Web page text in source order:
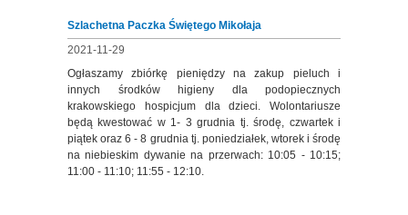
Szlachetna Paczka Świętego Mikołaja
2021-11-29
Ogłaszamy zbiórkę pieniędzy na zakup pieluch i
innych środków higieny dla podopiecznych
krakowskiego hospicjum dla dzieci. Wolontariusze
będą kwestować w 1- 3 grudnia tj. środę, czwartek i
piątek oraz 6 - 8 grudnia tj. poniedziałek, wtorek i środę
na niebieskim dywanie na przerwach: 10:05 - 10:15;
11:00 - 11:10; 11:55 - 12:10.